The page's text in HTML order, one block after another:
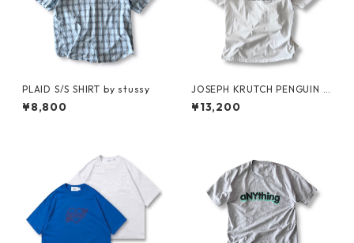
PLAID S/S SHIRT by stussy
¥8,800
JOSEPH KRUTCH PENGUIN T
ee by Jim Morris
¥13,200